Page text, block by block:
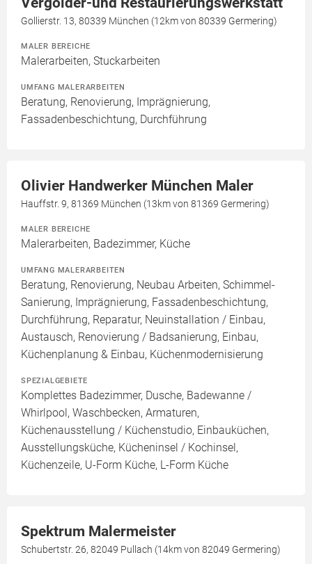
Gollierstr. 13, 80339 München (12km von 80339 Germering)
MALER BEREICHE
Malerarbeiten, Stuckarbeiten
UMFANG MALERARBEITEN
Beratung, Renovierung, Imprägnierung,
Fassadenbeschichtung, Durchführung
Olivier Handwerker München Maler
Hauffstr. 9, 81369 München (13km von 81369 Germering)
MALER BEREICHE
Malerarbeiten, Badezimmer, Küche
UMFANG MALERARBEITEN
Beratung, Renovierung, Neubau Arbeiten, Schimmel-
Sanierung, Imprägnierung, Fassadenbeschichtung,
Durchführung, Reparatur, Neuinstallation / Einbau,
Austausch, Renovierung / Badsanierung, Einbau,
Küchenplanung & Einbau, Küchenmodernisierung
SPEZIALGEBIETE
Komplettes Badezimmer, Dusche, Badewanne /
Whirlpool, Waschbecken, Armaturen,
Küchenausstellung / Küchenstudio, Einbauküchen,
Ausstellungsküche, Kücheninsel / Kochinsel,
Küchenzeile, U-Form Küche, L-Form Küche
Spektrum Malermeister
Schubertstr. 26, 82049 Pullach (14km von 82049 Germering)